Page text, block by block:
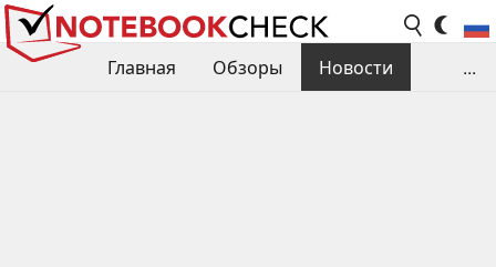
Главная Обзоры
Новости
...